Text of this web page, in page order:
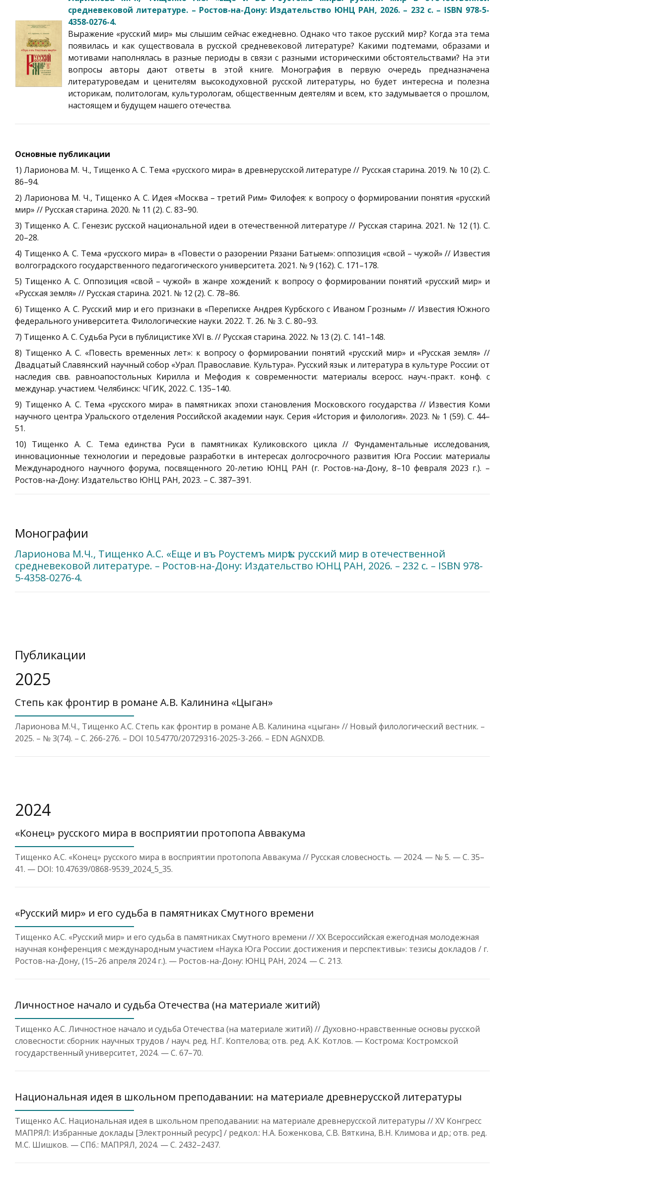
средневековой литературе. – Ростов-на-Дону: Издательство ЮНЦ РАН, 2026. – 232 с. – ISBN 978-5-
4358-0276-4.
Выражение «русский мир» мы слышим сейчас ежедневно. Однако что такое русский мир? Когда эта тема
появилась и как существовала в русской средневековой литературе? Какими подтемами, образами и
мотивами наполнялась в разные периоды в связи с разными историческими обстоятельствами? На эти
вопросы авторы дают ответы в этой книге. Монография в первую очередь предназначена
литературоведам и ценителям высокодуховной русской литературы, но будет интересна и полезна
историкам, политологам, культурологам, общественным деятелям и всем, кто задумывается о прошлом,
настоящем и будущем нашего отечества.
Основные публикации
1) Ларионова М. Ч., Тищенко А. С. Тема «русского мира» в древнерусской литературе // Русская старина. 2019. № 10 (2). С.
86–94.
2) Ларионова М. Ч., Тищенко А. С. Идея «Москва – третий Рим» Филофея: к вопросу о формировании понятия «русский
мир» // Русская старина. 2020. № 11 (2). С. 83–90.
3) Тищенко А. С. Генезис русской национальной идеи в отечественной литературе // Русская старина. 2021. № 12 (1). С.
20–28.
4) Тищенко А. С. Тема «русского мира» в «Повести о разорении Рязани Батыем»: оппозиция «свой – чужой» // Известия
волгоградского государственного педагогического университета. 2021. № 9 (162). С. 171–178.
5) Тищенко А. С. Оппозиция «свой – чужой» в жанре хождений: к вопросу о формировании понятий «русский мир» и
«Русская земля» // Русская старина. 2021. № 12 (2). С. 78–86.
6) Тищенко А. С. Русский мир и его признаки в «Переписке Андрея Курбского с Иваном Грозным» // Известия Южного
федерального университета. Филологические науки. 2022. Т. 26. № 3. С. 80–93.
7) Тищенко А. С. Судьба Руси в публицистике XVI в. // Русская старина. 2022. № 13 (2). С. 141–148.
8) Тищенко А. С. «Повесть временных лет»: к вопросу о формировании понятий «русский мир» и «Русская земля» //
Двадцатый Славянский научный собор «Урал. Православие. Культура». Русский язык и литература в культуре России: от
наследия свв. равноапостольных Кирилла и Мефодия к современности: материалы всеросс. науч.-практ. конф. с
междунар. участием. Челябинск: ЧГИК, 2022. С. 135–140.
9) Тищенко А. С. Тема «русского мира» в памятниках эпохи становления Московского государства // Известия Коми
научного центра Уральского отделения Российской академии наук. Серия «История и филология». 2023. № 1 (59). С. 44–
51.
10) Тищенко А. С. Тема единства Руси в памятниках Куликовского цикла // Фундаментальные исследования,
инновационные технологии и передовые разработки в интересах долгосрочного развития Юга России: материалы
Международного научного форума, посвященного 20-летию ЮНЦ РАН (г. Ростов-на-Дону, 8–10 февраля 2023 г.). –
Ростов-на-Дону: Издательство ЮНЦ РАН, 2023. – С. 387–391.
Монографии
Ларионова М.Ч., Тищенко А.С. «Еще и въ Роустемъ мирѣ»: русский мир в отечественной
средневековой литературе. – Ростов-на-Дону: Издательство ЮНЦ РАН, 2026. – 232 с. – ISBN 978-
5-4358-0276-4.
Публикации
2025
Степь как фронтир в романе А.В. Калинина «Цыган»
Ларионова М.Ч., Тищенко А.С. Степь как фронтир в романе А.В. Калинина «цыган» // Новый филологический вестник. –
2025. – № 3(74). – С. 266-276. – DOI 10.54770/20729316-2025-3-266. – EDN AGNXDB.
2024
«Конец» русского мира в восприятии протопопа Аввакума
Тищенко А.С. «Конец» русского мира в восприятии протопопа Аввакума // Русская словесность. — 2024. — № 5. — С. 35–
41. — DOI: 10.47639/0868-9539_2024_5_35.
«Русский мир» и его судьба в памятниках Смутного времени
Тищенко А.С. «Русский мир» и его судьба в памятниках Смутного времени // XX Всероссийская ежегодная молодежная
научная конференция с международным участием «Наука Юга России: достижения и перспективы»: тезисы докладов / г.
Ростов-на-Дону, (15–26 апреля 2024 г.). — Ростов-на-Дону: ЮНЦ РАН, 2024. — С. 213.
Личностное начало и судьба Отечества (на материале житий)
Тищенко А.С. Личностное начало и судьба Отечества (на материале житий) // Духовно-нравственные основы русской
словесности: сборник научных трудов / науч. ред. Н.Г. Коптелова; отв. ред. А.К. Котлов. — Кострома: Костромской
государственный университет, 2024. — С. 67–70.
Национальная идея в школьном преподавании: на материале древнерусской литературы
Тищенко А.С. Национальная идея в школьном преподавании: на материале древнерусской литературы // XV Конгресс
МАПРЯЛ: Избранные доклады [Электронный ресурс] / редкол.: Н.А. Боженкова, С.В. Вяткина, В.Н. Климова и др.; отв. ред.
М.С. Шишков. — СПб.: МАПРЯЛ, 2024. — С. 2432–2437.